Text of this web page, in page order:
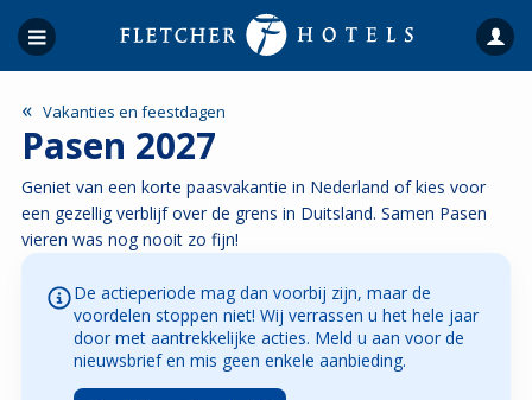
« Vakanties en feestdagen
Pasen 2027
Geniet van een korte paasvakantie in Nederland of kies voor
een gezellig verblijf over de grens in Duitsland. Samen Pasen
vieren was nog nooit zo fijn!
De actieperiode mag dan voorbij zijn, maar de
voordelen stoppen niet! Wij verrassen u het hele jaar
door met aantrekkelijke acties. Meld u aan voor de
nieuwsbrief en mis geen enkele aanbieding.